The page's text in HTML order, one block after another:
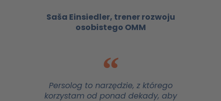
Saša Einsiedler, trener rozwoju
osobistego OMM
Persolog to narzędzie, z którego
korzystam od ponad dekady, aby